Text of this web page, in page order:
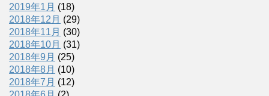
2019年1月 (18)
2018年12月 (29)
2018年11月 (30)
2018年10月 (31)
2018年9月 (25)
2018年8月 (10)
2018年7月 (12)